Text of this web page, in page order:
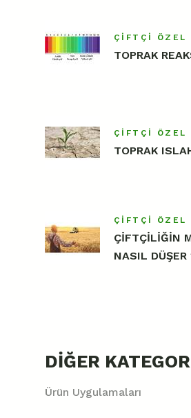
ÇIFTÇI ÖZEL
TOPRAK
ÇIFTÇI ÖZEL
TOPRAK
ÇIFTÇI ÖZEL
ÇİFTÇİLİĞİN
NASIL DÜŞER
DIĞER
Ürün Uygulamaları